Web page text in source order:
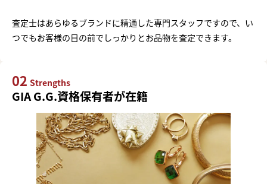
査定士はあらゆるブランドに精通した専門スタッフですので、い
つでもお客様の目の前でしっかりとお品物を査定できます。
02 Strengths
GIA G.G.資格保有者が在籍